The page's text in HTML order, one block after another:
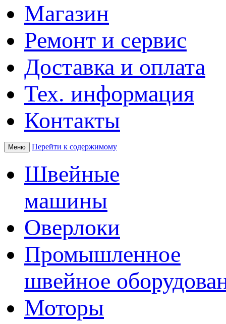
Магазин
Ремонт и сервис
Доставка и оплата
Тех. информация
Контакты
Меню Перейти к содержимому
Швейные
машины
Оверлоки
Промышленное
швейное
Моторы